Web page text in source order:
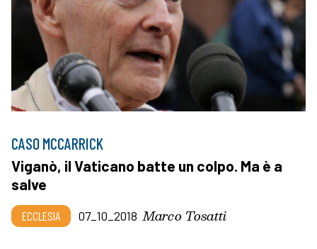
CASO MCCARRICK
Viganò, il Vaticano batte un colpo. Ma è a
salve
ECCLESIA 07_10_2018 Marco Tosatti